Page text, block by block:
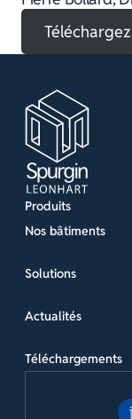
Produits
Nos bâtiments
Solutions
Actualités
Téléchargements